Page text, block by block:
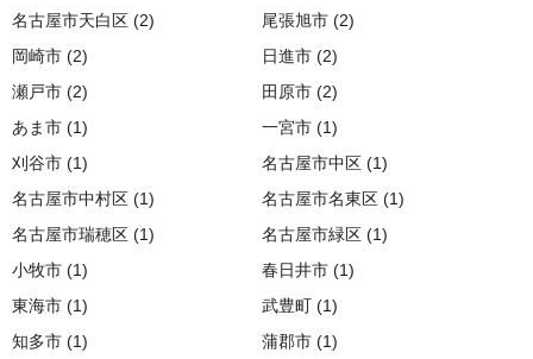
名古屋市天白区 (2) 尾張旭市 (2)
岡崎市 (2) 日進市 (2)
瀬戸市 (2) 田原市 (2)
あま市 (1) 一宮市 (1)
刈谷市 (1) 名古屋市中区 (1)
名古屋市中村区 (1) 名古屋市名東区 (1)
名古屋市瑞穂区 (1) 名古屋市緑区 (1)
小牧市 (1) 春日井市 (1)
東海市 (1) 武豊町 (1)
知多市 (1) 蒲郡市 (1)